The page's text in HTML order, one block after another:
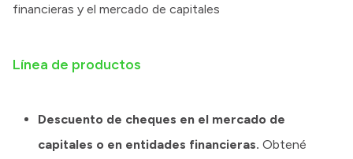
financieras y el mercado de capitales
Línea de productos
Descuento de cheques en el mercado de
capitales o en entidades financieras. Obtené